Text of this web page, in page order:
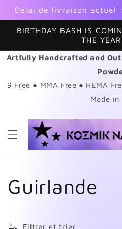
passer
au
contenu
Délai de livraison actuel
BIRTHDAY BASH IS
THE
Artfully Handcrafted and
9 Free ● MMA Free ● HEMA
Made in
C
Guirlande
Filtrer et trier